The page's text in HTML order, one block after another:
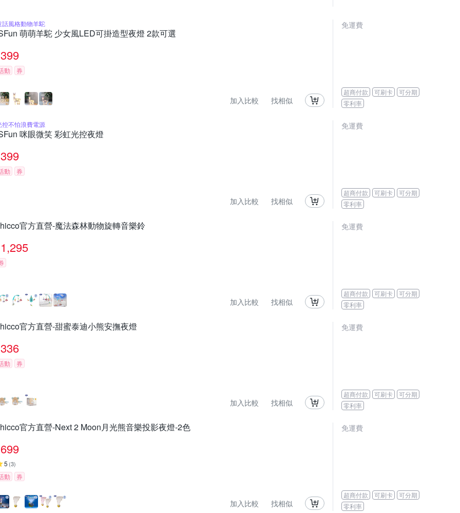
話風格動物羊駝
萌萌羊駝 少女風LED可掛造型夜燈 2款可選
399
動 券
加入比較 找相似
免運費
超商付款 可刷卡
可分期
零利率
控不怕浪費電源
咪眼微笑 彩虹光控夜燈
399
動 券
加入比較 找相似
免運費
超商付款 可刷卡
可分期
零利率
官方直營-魔法森林動物旋轉音樂鈴
1,295
加入比較 找相似
免運費
超商付款 可刷卡
可分期
零利率
官方直營-甜蜜泰迪小熊安撫夜燈
336
動 券
加入比較 找相似
免運費
超商付款 可刷卡
可分期
零利率
官方直營-Next 2 Moon月光熊音樂投影夜燈-2色
699
5 (3)
動 券
加入比較 找相似
免運費
超商付款 可刷卡
可分期
零利率